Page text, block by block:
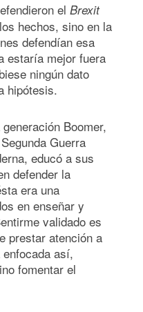
el Brexit
hechos, sino en la
defendían esa
estaría mejor fuera
ningún dato
hipótesis.
Boomer,
Guerra
educó a sus
defender la
era una
en enseñar y
validado es
prestar atención a
así,
fomentar el